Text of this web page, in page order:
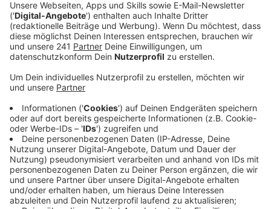
Anzeige
Die sechste Single im Jahr 2021, die Max Giesinger für
seine Fans veröffentlicht hat, heißt "Irgendwo Da
seinem natürlichen Habitat auszubrechen und die
große weite Welt zu entdecken. Denn am Ende will er
sich selbst finden, das gehe nur mit der Tatsache,
einige Rückschläge verkraften zu können. Das begann
alles für ihn im Kinderzimmer und Giesinger möchte all
seine Fans auf diese Reise mit dieser Single
mitnehmen. Hier könnt ihr sie euch anhören.